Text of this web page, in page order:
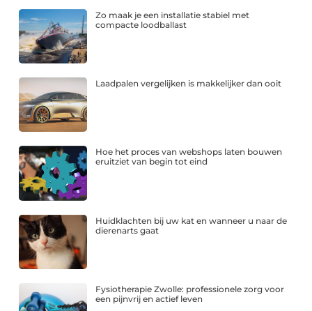
Zo maak je een installatie stabiel met
compacte loodballast
Laadpalen vergelijken is makkelijker dan ooit
Hoe het proces van webshops laten bouwen
eruitziet van begin tot eind
Huidklachten bij uw kat en wanneer u naar de
dierenarts gaat
Fysiotherapie Zwolle: professionele zorg voor
een pijnvrij en actief leven